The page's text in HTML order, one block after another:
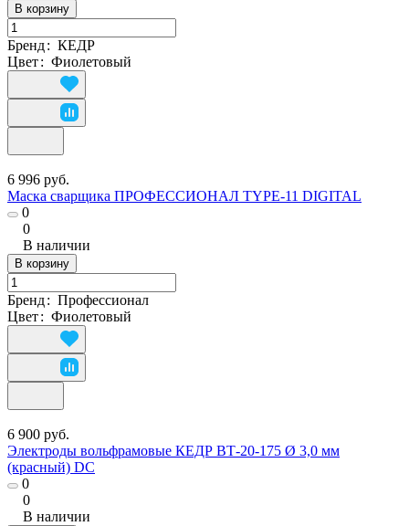
В корзину
Бренд: КЕДР
Цвет: Фиолетовый
6 996 руб.
Маска сварщика ПРОФЕССИОНАЛ TYPE-11 DIGITAL
0
0
В наличии
В корзину
Бренд: Профессионал
Цвет: Фиолетовый
6 900 руб.
Электроды вольфрамовые КЕДР ВТ-20-175 Ø 3,0 мм
(красный) DC
0
0
В наличии